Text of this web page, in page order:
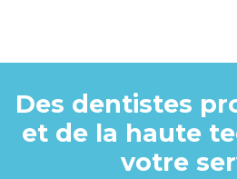
Des dentistes
et de la haute
votre